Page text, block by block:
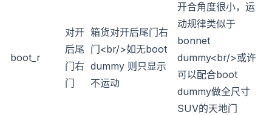
boot_r
对开
后尾
门右
门
箱货对开后尾门右
门<br/>如无boot
dummy 则只显示
不运动
开合角度很小，运
动规律类似于
bonnet
dummy<br/>或许
可以配合boot
dummy做全尺寸
SUV的天地门